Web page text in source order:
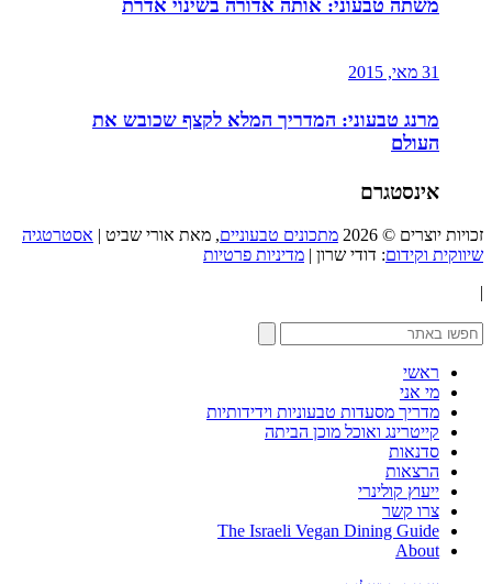
משתה טבעוני: אותה אדורה בשינוי אדרת
31 מאי, 2015
מרנג טבעוני: המדריך המלא לקצף שכובש את
העולם
אינסטגרם
זכויות יוצרים © 2026 מתכונים טבעוניים, מאת אורי שביט | אסטרטגיה
שיווקית וקידום: דודי שרון | מדיניות פרטיות
|
ראשי
מי אני
מדריך מסעדות טבעוניות וידידותיות
קייטרינג ואוכל מוכן הביתה
סדנאות
הרצאות
ייעוץ קולינרי
צרו קשר
The Israeli Vegan Dining Guide
About